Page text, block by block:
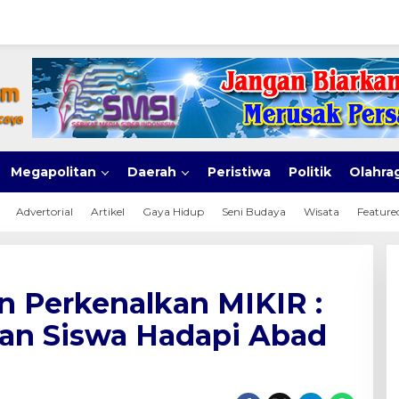
Megapolitan Daerah Peristiwa Politik
Advertorial Artikel Gaya Hidup Seni Budaya Wisata
Perkenalkan MIKIR :
Siswa Hadapi Abad